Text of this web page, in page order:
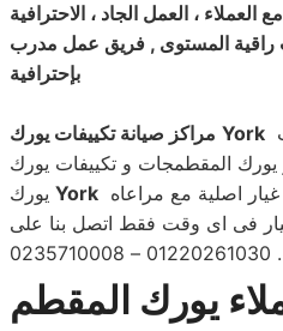
العملاء ، العمل الجاد ، الاحترافية
راقية المستوى , فريق عمل مدرب
بإحترافية
مراكز صيانة تكييفات يورك York
York
فى اى وقت فقط اتصل بنا على
01220261030 – 0235710008 .
يورك المقطم